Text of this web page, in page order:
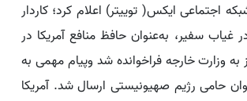
اجتماعی ایکس( توییتر) اعلام کرد؛ کاردار
سفیر، به‌عنوان حافظ منافع آمریکا در
به وزارت خارجه فراخوانده شد وپیام مهمی به
حامی رژیم صهیونیستی ارسال شد. آمریکا